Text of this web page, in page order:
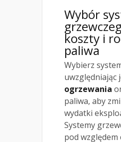
Wybór
koszty i
paliwa
Wybierz
uwzględniając
ogrzewania
paliwa, aby
wydatki
Systemy
pod